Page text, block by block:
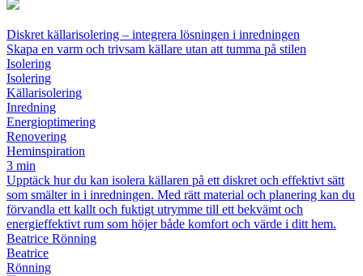
Diskret källarisolering – integrera lösningen i inredningen
Skapa en varm och trivsam källare utan att tumma på stilen
Isolering
Isolering
Källarisolering
Inredning
Energioptimering
Renovering
Heminspiration
3 min
Upptäck hur du kan isolera källaren på ett diskret och effektivt sätt
som smälter in i inredningen. Med rätt material och planering kan du
förvandla ett kallt och fuktigt utrymme till ett bekvämt och
energieffektivt rum som höjer både komfort och värde i ditt hem.
Beatrice Rönning
Beatrice
Rönning